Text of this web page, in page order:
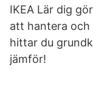
IKEA Lär dig
att hantera och
hittar du
jämför!